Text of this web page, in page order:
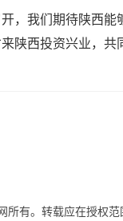
，我们期待陕西
陕西投资兴业，共
有。转载应在授权